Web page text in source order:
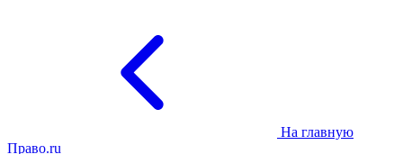
На главную
Право.ru